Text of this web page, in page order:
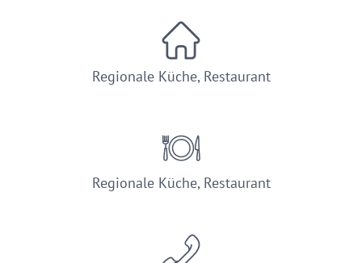
Regionale Küche, Restaurant
Regionale Küche, Restaurant